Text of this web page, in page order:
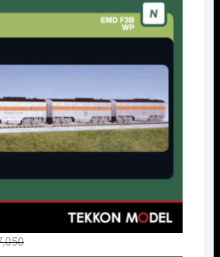
価
し
た。
の
で
す。
元
現